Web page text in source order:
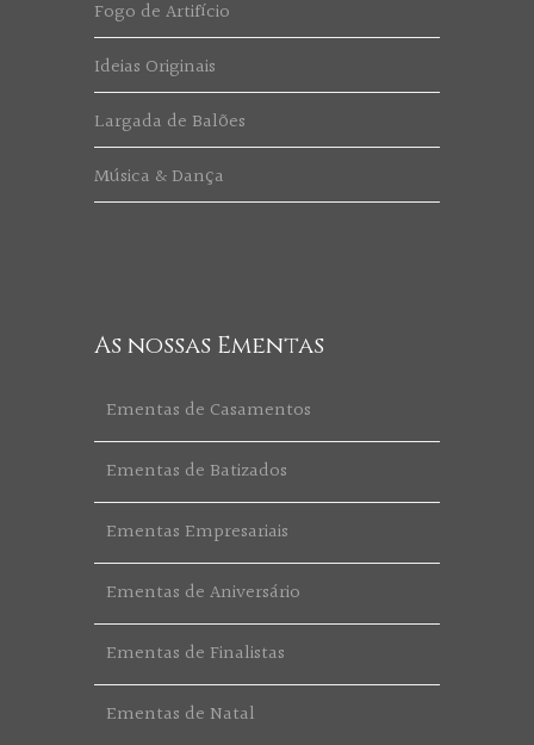
Fogo de Artifício
Ideias Originais
Largada de Balões
Música & Dança
As nossas Ementas
Ementas de Casamentos
Ementas de Batizados
Ementas Empresariais
Ementas de Aniversário
Ementas de Finalistas
Ementas de Natal